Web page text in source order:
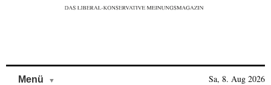
Menü Sa, 8. Aug 2026